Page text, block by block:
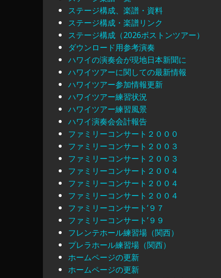
ステージ構成、楽譜・資料
ステージ構成・楽譜リンク
ステージ構成（2026ボストンツアー）
ダウンロード用参考演奏
ハワイの演奏会が現地日本新聞に
ハワイツアーに関しての最新情報
ハワイツアー参加情報更新
ハワイツアー練習状況
ハワイツアー練習風景
ハワイ演奏会会計報告
ファミリーコンサート２０００
ファミリーコンサート２００３
ファミリーコンサート２００３
ファミリーコンサート２００４
ファミリーコンサート２００４
ファミリーコンサート２００４
ファミリーコンサート’９７
ファミリーコンサート’９９
フレンテホール練習場（関西）
プレラホール練習場（関西）
ホームページの更新
ホームページの更新